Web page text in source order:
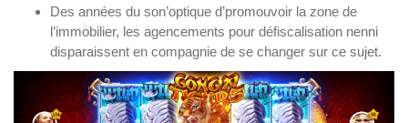
Des années du son’optique d’promouvoir la zone de
l’immobilier, les agencements pour défiscalisation nenni
disparaissent en compagnie de se changer sur ce sujet.